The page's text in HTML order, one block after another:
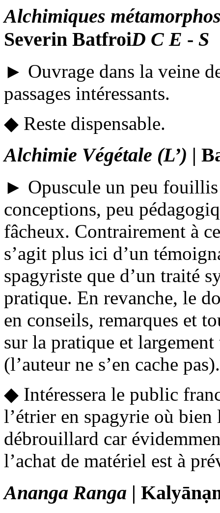
Alchimiques
Severin BatfroiD C E - S
► Ouvrage dans la veine
passages intéressants.
◆ Reste dispensable.
Alchimie Végétale (L’) |
► Opuscule un peu fouillis
conceptions, peu
fâcheux. Contrairement à
s’agit plus ici d’un
spagyriste que d’un traité
pratique. En revanche, le
en conseils, remarques et
sur la pratique et
(l’auteur ne s’en cache pas).
◆ Intéressera le public
l’étrier en spagyrie où
débrouillard car
l’achat de matériel est à
Ananga Ranga |